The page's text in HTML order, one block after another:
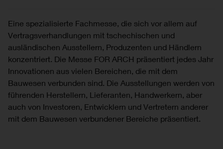
Eine spezialisierte Fachmesse, die sich vor allem auf
Vertragsverhandlungen mit tschechischen und
ausländischen Ausstellern, Produzenten und Händlern
konzentriert. Die Messe FOR ARCH präsentiert jedes Jahr
Innovationen aus vielen Bereichen, die mit dem
Bauwesen verbunden sind. Die Ausstellungen werden von
führenden Herstellern, Lieferanten, Handwerkern, aber
auch von Investoren, Entwicklern und Vertretern anderer
mit dem Bauwesen verbundener Bereiche präsentiert.